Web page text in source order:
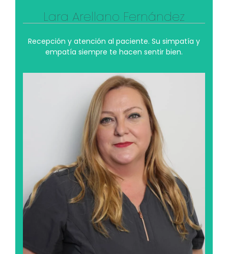
Lara Arellano Fernández
Recepción y atención al paciente. Su simpatía y
empatía siempre te hacen sentir bien.
Edurne Bueno Ituarte
Le apasiona su trabajo tanto como disfrutar del
sonido de las 88 teclas de su piano o del canto de
los pájaros en sus paseos por la montaña, pero
sabemos que los animales son su gran debilidad.